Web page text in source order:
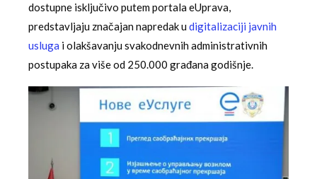
dostupne isključivo putem portala eUprava,
predstavljaju značajan napredak udigitalizaciji javnih
usluga i olakšavanju svakodnevnih administrativnih
postupaka za više od 250.000 građana godišnje.